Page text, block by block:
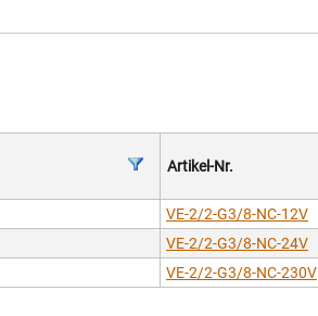
Artikel-Nr.
VE-2/2-G3/8-NC-12V
VE-2/2-G3/8-NC-24V
VE-2/2-G3/8-NC-230V